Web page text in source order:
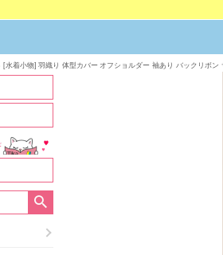
[水着小物] 羽織り 体型カバー オフショルダー 袖あり バックリボ